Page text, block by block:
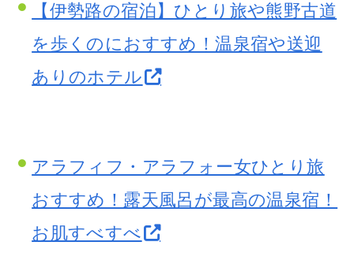
【伊勢路の宿泊】ひとり旅や熊野古道
を歩くのにおすすめ！温泉宿や送迎
ありのホテル
アラフィフ・アラフォー女ひとり旅
おすすめ！露天風呂が最高の温泉宿！
お肌すべすべ